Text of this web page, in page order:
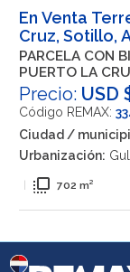
En Venta
Cruz, Sotillo,
PARCELA CON
PUERTO LA
Precio: USD
Código REMAX:
Ciudad /
Urbanización:
flip_to_front 702 m²